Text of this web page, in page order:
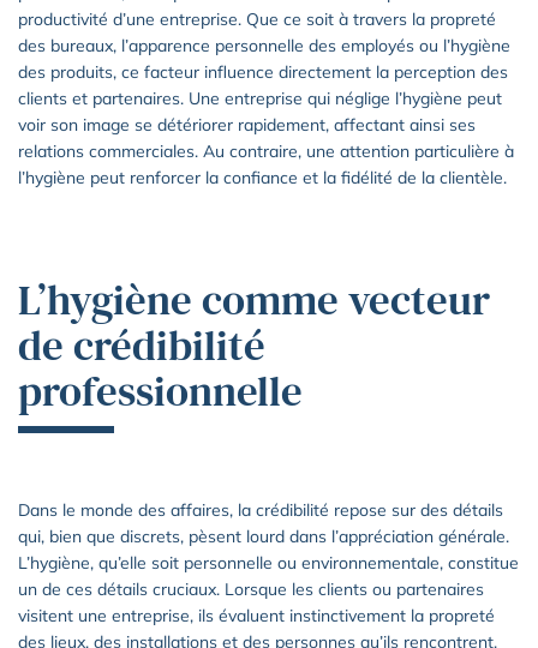
productivité d’une entreprise. Que ce soit à travers la propreté
des bureaux, l’apparence personnelle des employés ou l’hygiène
des produits, ce facteur influence directement la perception des
clients et partenaires. Une entreprise qui néglige l’hygiène peut
voir son image se détériorer rapidement, affectant ainsi ses
relations commerciales. Au contraire, une attention particulière à
l’hygiène peut renforcer la confiance et la fidélité de la clientèle.
L’hygiène comme vecteur
de crédibilité
professionnelle
Dans le monde des affaires, la crédibilité repose sur des détails
qui, bien que discrets, pèsent lourd dans l’appréciation générale.
L’hygiène, qu’elle soit personnelle ou environnementale, constitue
un de ces détails cruciaux. Lorsque les clients ou partenaires
visitent une entreprise, ils évaluent instinctivement la propreté
des lieux, des installations et des personnes qu’ils rencontrent.